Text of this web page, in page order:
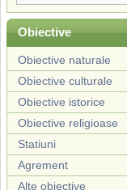
Obiective
Obiective naturale
Obiective culturale
Obiective istorice
Obiective religioase
Statiuni
Agrement
Alte obiective